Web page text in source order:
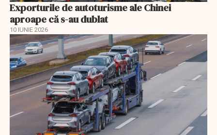
Exporturile de autoturisme ale Chinei
aproape că s-au dublat
10 IUNIE 2026